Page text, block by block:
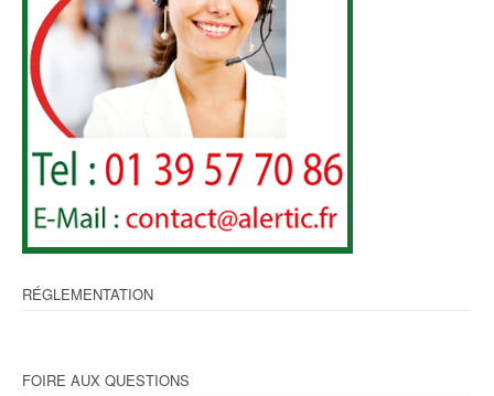
RÉGLEMENTATION
FOIRE AUX QUESTIONS